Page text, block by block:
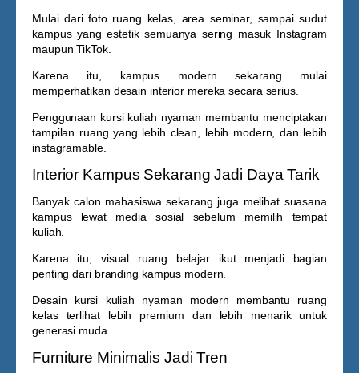
Mulai dari foto ruang kelas, area seminar, sampai sudut
kampus yang estetik semuanya sering masuk Instagram
maupun TikTok.
Karena itu, kampus modern sekarang mulai
memperhatikan desain interior mereka secara serius.
Penggunaan kursi kuliah nyaman membantu menciptakan
tampilan ruang yang lebih clean, lebih modern, dan lebih
instagramable.
Interior Kampus Sekarang Jadi Daya Tarik
Banyak calon mahasiswa sekarang juga melihat suasana
kampus lewat media sosial sebelum memilih tempat
kuliah.
Karena itu, visual ruang belajar ikut menjadi bagian
penting dari branding kampus modern.
Desain kursi kuliah nyaman modern membantu ruang
kelas terlihat lebih premium dan lebih menarik untuk
generasi muda.
Furniture Minimalis Jadi Tren